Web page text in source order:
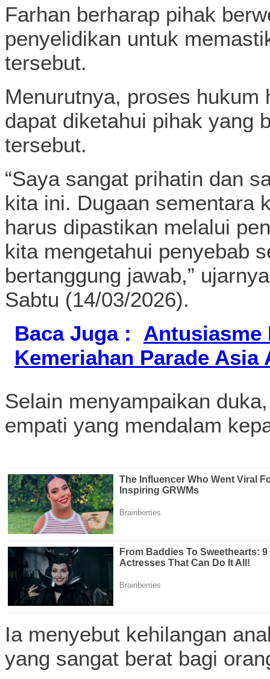
Farhan berharap pihak
penyelidikan untuk
tersebut.
Menurutnya, proses hukum
dapat diketahui pihak yang
tersebut.
“Saya sangat prihatin dan
kita ini. Dugaan sementara
harus dipastikan melalui
kita mengetahui penyebab
bertanggung jawab,”
Sabtu (14/03/2026).
Baca Juga :
Antusiasme
Kemeriahan Parade Asia
Selain menyampaikan
empati yang mendalam
Ia menyebut kehilangan
yang sangat berat bagi